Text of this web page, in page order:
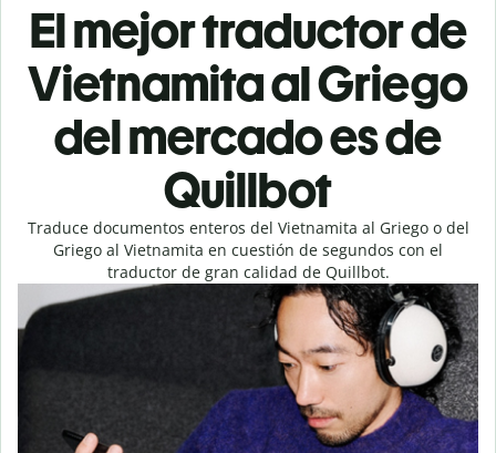
El mejor traductor de
Vietnamita al Griego
del mercado es de
Quillbot
Traduce documentos enteros del Vietnamita al Griego o del
Griego al Vietnamita en cuestión de segundos con el
traductor de gran calidad de Quillbot.